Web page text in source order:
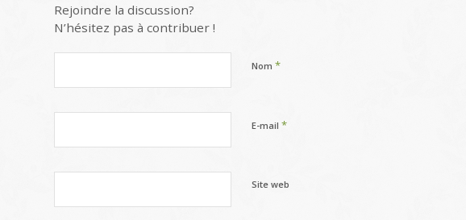
Rejoindre la discussion?
N’hésitez pas à contribuer !
Nom *
E-mail *
Site web